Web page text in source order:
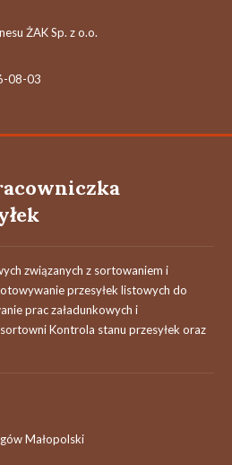
ŻAK Sp. z o.o.
08-03
związanych z sortowaniem i
przesyłek listowych do
prac załadunkowych i
Kontrola stanu przesyłek oraz
Małopolski